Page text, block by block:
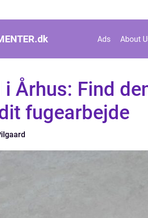
dk Ads About
i Århus: Find
fugearbejde